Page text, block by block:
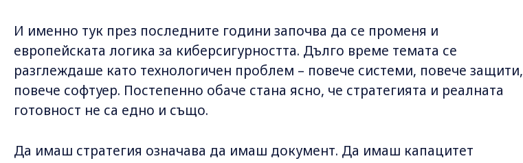
И именно тук през последните години започва да се променя и
европейската логика за киберсигурността. Дълго време темата се
разглеждаше като технологичен проблем – повече системи, повече защити,
повече софтуер. Постепенно обаче стана ясно, че стратегията и реалната
готовност не са едно и също.
Да имаш стратегия означава да имаш документ. Да имаш капацитет